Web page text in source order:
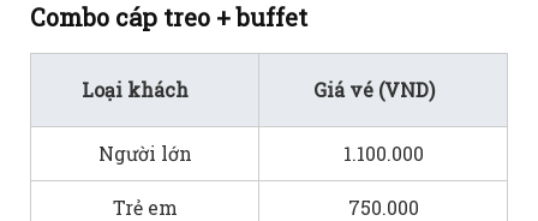
Combo cáp treo + buffet
Loại khách Giá vé (VND)
Người lớn 1.100.000
Trẻ em 750.000